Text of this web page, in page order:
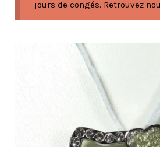
jours de congés. Retrouvez